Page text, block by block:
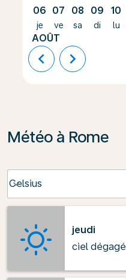
06
je
AOÛT
07
ve
08
sa
09
di
10
lu
chevron_left chevron_right
Météo à Rome
Celsius
keyboard_arrow_down
jeudi
ciel dégagé